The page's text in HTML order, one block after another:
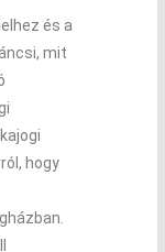
és a
mit
hogy